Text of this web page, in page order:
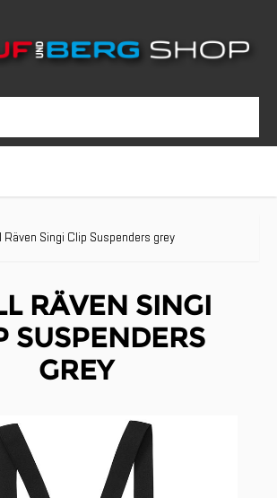
Räven Singi Clip Suspenders grey
RÄVEN SINGI
SUSPENDERS
GREY
Karussell zu überspringen